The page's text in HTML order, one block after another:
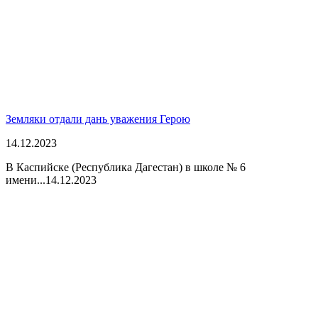
Земляки отдали дань уважения Герою
14.12.2023
В Каспийске (Республика Дагестан) в школе № 6
имени...14.12.2023